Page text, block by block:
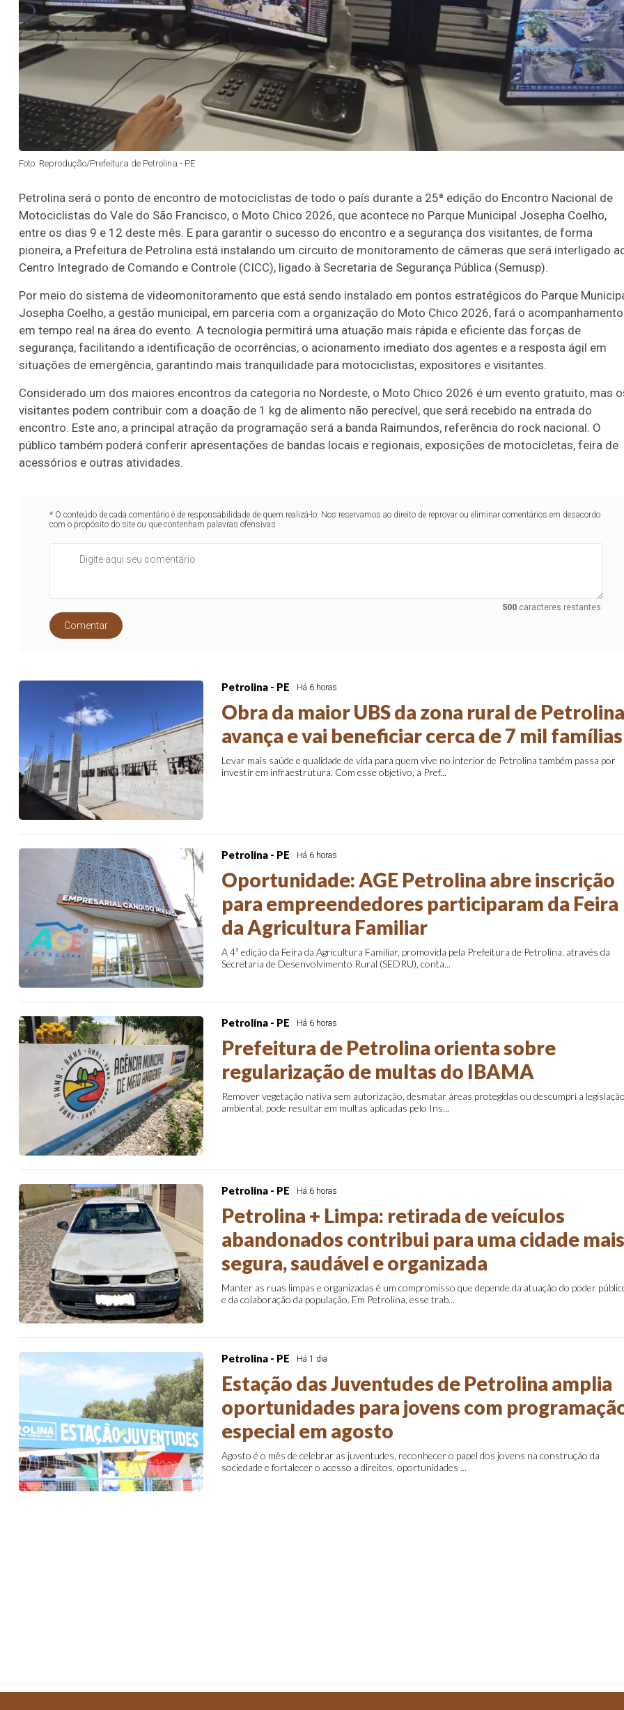
Foto: Reprodução/Prefeitura de Petrolina - PE
Petrolina será o ponto de encontro de motociclistas de todo o país durante a 25ª edição do Encontro Nacional de
Motociclistas do Vale do São Francisco, o Moto Chico 2026, que acontece no Parque Municipal Josepha Coelho,
entre os dias 9 e 12 deste mês. E para garantir o sucesso do encontro e a segurança dos visitantes, de forma
pioneira, a Prefeitura de Petrolina está instalando um circuito de monitoramento de câmeras que será interligado
Centro Integrado de Comando e Controle (CICC), ligado à Secretaria de Segurança Pública (Semusp).
Por meio do sistema de videomonitoramento que está sendo instalado em pontos estratégicos do Parque
Josepha Coelho, a gestão municipal, em parceria com a organização do Moto Chico 2026, fará o acompanhamento
em tempo real na área do evento. A tecnologia permitirá uma atuação mais rápida e eficiente das forças de
segurança, facilitando a identificação de ocorrências, o acionamento imediato dos agentes e a resposta ágil em
situações de emergência, garantindo mais tranquilidade para motociclistas, expositores e visitantes.
Considerado um dos maiores encontros da categoria no Nordeste, o Moto Chico 2026 é um evento gratuito, mas
visitantes podem contribuir com a doação de 1 kg de alimento não perecível, que será recebido na entrada do
encontro. Este ano, a principal atração da programação será a banda Raimundos, referência do rock nacional. O
público também poderá conferir apresentações de bandas locais e regionais, exposições de motocicletas, feira de
acessórios e outras atividades.
* O conteúdo de cada comentário é de responsabilidade de quem realizá-lo. Nos reservamos ao direito de reprovar ou eliminar comentários em desacordo
com o propósito do site ou que contenham palavras ofensivas.
500caracteres restantes.
Comentar
Petrolina - PE Há 6 horas
Obra da maior UBS da zona rural de
avança e vai beneficiar cerca de 7 mil famílias
Levar mais saúde e qualidade de vida para quem vive no interior de Petrolina também passa por
investir em infraestrutura. Com esse objetivo, a Pref...
Petrolina - PE Há 6 horas
Oportunidade: AGE Petrolina abre inscrição
para empreendedores participaram da Feira
da Agricultura Familiar
A 4ª edição da Feira da Agricultura Familiar, promovida pela Prefeitura de Petrolina, através da
Secretaria de Desenvolvimento Rural (SEDRU), conta...
Petrolina - PE Há 6 horas
Prefeitura de Petrolina orienta sobre
regularização de multas do IBAMA
Remover vegetação nativa sem autorização, desmatar áreas protegidas ou descumpri a
ambiental, pode resultar em multas aplicadas pelo Ins...
Petrolina - PE Há 6 horas
Petrolina + Limpa: retirada de veículos
abandonados contribui para uma cidade
segura, saudável e organizada
Manter as ruas limpas e organizadas é um compromisso que depende da atuação do poder
e da colaboração da população. Em Petrolina, esse trab...
Petrolina - PE Há 1 dia
Estação das Juventudes de Petrolina amplia
oportunidades para jovens com
especial em agosto
Agosto é o mês de celebrar as juventudes, reconhecer o papel dos jovens na construção da
sociedade e fortalecer o acesso a direitos, oportunidades ...